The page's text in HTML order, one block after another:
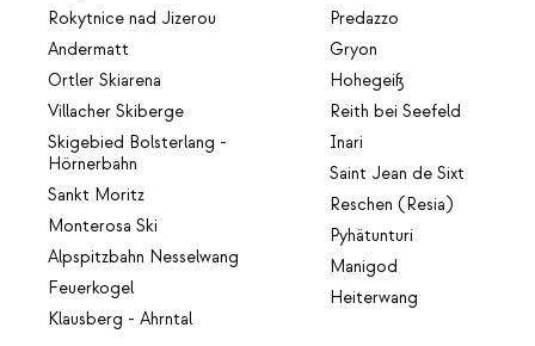
Rokytnice nad Jizerou
Andermatt
Ortler Skiarena
Villacher Skiberge
Skigebied Bolsterlang -
Hörnerbahn
Sankt Moritz
Monterosa Ski
Alpspitzbahn Nesselwang
Feuerkogel
Klausberg - Ahrntal
Predazzo
Gryon
Hohegeiß
Reith bei Seefeld
Inari
Saint Jean de Sixt
Reschen (Resia)
Pyhätunturi
Manigod
Heiterwang